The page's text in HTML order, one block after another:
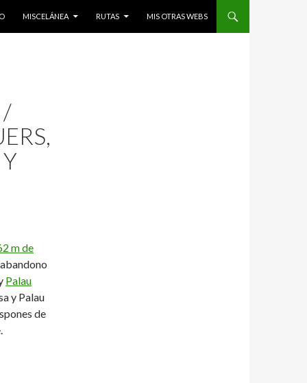
MISCELÁNEA RUTAS MIS OTRAS WEBS
/
m de
Palau
y Palau
de